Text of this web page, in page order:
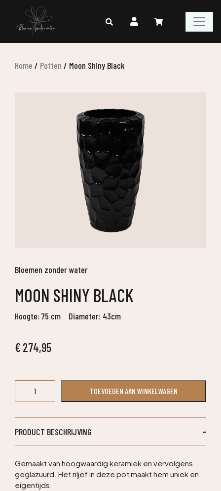
Home / Potten / Moon Shiny Black
Bloemen zonder water
MOON SHINY BLACK
Hoogte: 75 cm Diameter: 43cm
€ 274,95
aantal
TOEVOEGEN AAN WINKELWAGEN
PRODUCT BESCHRIJVING
Gemaakt van hoogwaardig keramiek en vervolgens
geglazuurd. Het riljef in deze pot maakt hem uniek en
eigentijds.